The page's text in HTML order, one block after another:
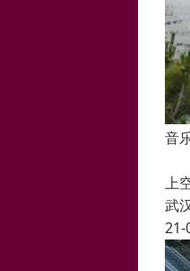
音
上
武
21-